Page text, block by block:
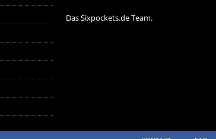
Das Sixpockets.de Team.